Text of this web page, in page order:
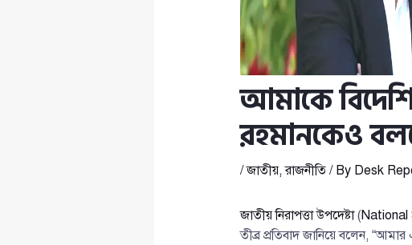
আমাকে
রহমানকেও
/জাতীয়,রাজনীতি/ By Desk
জাতীয় নিরাপত্তা উপদেষ্টা(National
তীব্র প্রতিবাদ জানিয়ে বলেন,